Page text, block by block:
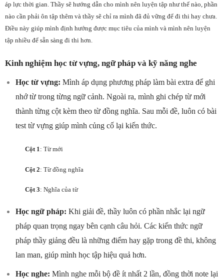
áp lực thời gian. Thầy sẽ hướng dẫn cho mình nên luyện tập như thế nào, phần
nào cần phải ôn tập thêm và thầy sẽ chỉ ra mình đã đủ vững để đi thi hay chưa.
Điều này giúp mình định hướng được mục tiêu của mình và mình nên luyện
tập nhiều để sẵn sàng đi thi hơn.
Kinh nghiệm học từ vựng, ngữ pháp và kỹ năng nghe
Học từ vựng: Mình áp dụng phương pháp làm bài extra để ghi
nhớ từ trong từng ngữ cảnh. Ngoài ra, mình ghi chép từ mới
thành từng cột kèm theo từ đồng nghĩa. Sau mỗi đề, luôn có bài
test từ vựng giúp mình củng cố lại kiến thức.
Cột 1: Từ mới
Cột 2: Từ đồng nghĩa
Cột 3: Nghĩa của từ
Học ngữ pháp: Khi giải đề, thầy luôn có phần nhắc lại ngữ
pháp quan trọng ngay bên cạnh câu hỏi. Các kiến thức ngữ
pháp thầy giảng đều là những điểm hay gặp trong đề thi, không
lan man, giúp mình học tập hiệu quả hơn.
Học nghe: Mình nghe mỗi bộ đề ít nhất 2 lần, đồng thời note lại